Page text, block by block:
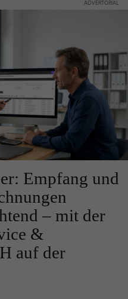
ADVERTORIAL
Empfang und
– mit der
&
auf der